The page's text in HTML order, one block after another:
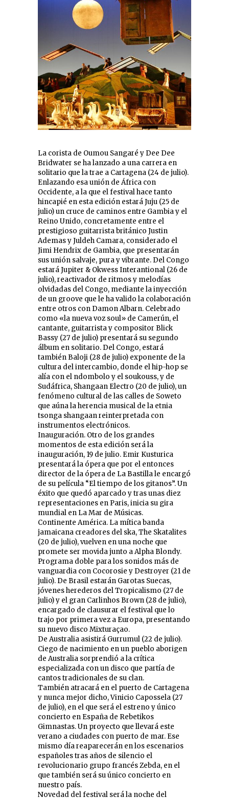
La corista de Oumou Sangaré y Dee Dee
Bridwater se ha lanzado a una carrera en
solitario que la trae a Cartagena (24 de julio).
Enlazando esa unión de África con
Occidente, a la que el festival hace tanto
hincapié en esta edición estará Juju (25 de
julio) un cruce de caminos entre Gambia y el
Reino Unido, concretamente entre el
prestigioso guitarrista británico Justin
Ademas y Juldeh Camara, considerado el
Jimi Hendrix de Gambia, que presentarán
sus unión salvaje, pura y vibrante. Del Congo
estará Jupiter & Okwess Interantional (26 de
julio), reactivador de ritmos y melodías
olvidadas del Congo, mediante la inyección
de un groove que le ha valido la colaboración
entre otros con Damon Albarn. Celebrado
como «la nueva voz soul» de Camerún, el
cantante, guitarrista y compositor Blick
Bassy (27 de julio) presentará su segundo
álbum en solitario. Del Congo, estará
también Baloji (28 de julio) exponente de la
cultura del intercambio, donde el hip-hop se
alía con el ndombolo y el soukouss, y de
Sudáfrica, Shangaan Electro (20 de julio), un
fenómeno cultural de las calles de Soweto
que aúna la herencia musical de la etnia
tsonga shangaan reinterpretada con
instrumentos electrónicos.
Inauguración. Otro de los grandes
momentos de esta edición será la
inauguración, 19 de julio. Emir Kusturica
presentará la ópera que por el entonces
director de la ópera de La Bastilla le encargó
de su película “El tiempo de los gitanos”. Un
éxito que quedó aparcado y tras unas diez
representaciones en Paris, inicia su gira
mundial en La Mar de Músicas.
Continente América. La mítica banda
jamaicana creadores del ska, The Skatalites
(20 de julio), vuelven en una noche que
promete ser movida junto a Alpha Blondy.
Programa doble para los sonidos más de
vanguardia con Cocorosie y Destroyer (21 de
julio). De Brasil estarán Garotas Suecas,
jóvenes herederos del Tropicalismo (27 de
julio) y el gran Carlinhos Brown (28 de julio),
encargado de clausurar el festival que lo
trajo por primera vez a Europa, presentando
su nuevo disco Mixturaçao.
De Australia asistirá Gurrumul (22 de julio).
Ciego de nacimiento en un pueblo aborigen
de Australia sorprendió a la crítica
especializada con un disco que partía de
cantos tradicionales de su clan.
También atracará en el puerto de Cartagena
y nunca mejor dicho, Vinicio Capossela (27
de julio), en el que será el estreno y único
concierto en España de Rebetikos
Gimnastas. Un proyecto que llevará este
verano a ciudades con puerto de mar. Ese
mismo día reaparecerán en los escenarios
españoles tras años de silencio el
revolucionario grupo francés Zebda, en el
que también será su único concierto en
nuestro país.
Novedad del festival será la noche del